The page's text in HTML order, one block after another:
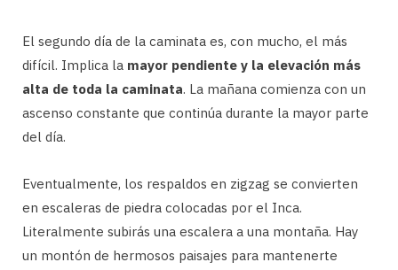
El segundo día de la caminata es, con mucho, el más
difícil. Implica la mayor pendiente y la elevación más
alta de toda la caminata. La mañana comienza con un
ascenso constante que continúa durante la mayor parte
del día.
Eventualmente, los respaldos en zigzag se convierten
en escaleras de piedra colocadas por el Inca.
Literalmente subirás una escalera a una montaña. Hay
un montón de hermosos paisajes para mantenerte